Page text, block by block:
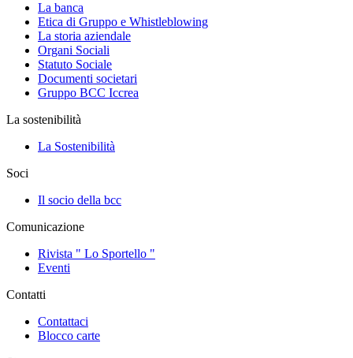
La banca
Etica di Gruppo e Whistleblowing
La storia aziendale
Organi Sociali
Statuto Sociale
Documenti societari
Gruppo BCC Iccrea
La sostenibilità
La Sostenibilità
Soci
Il socio della bcc
Comunicazione
Rivista " Lo Sportello "
Eventi
Contatti
Contattaci
Blocco carte